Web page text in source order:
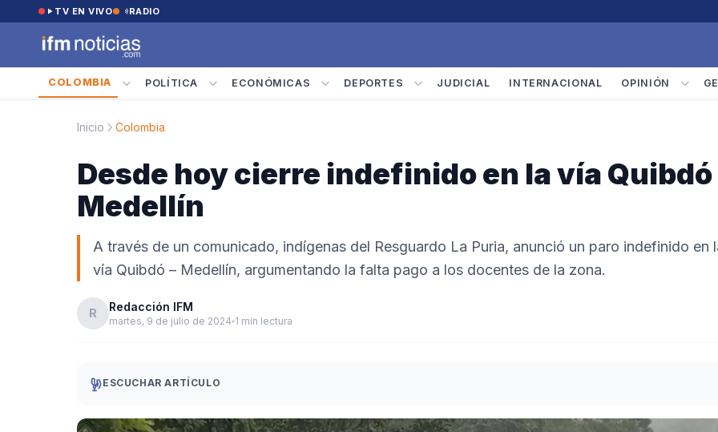
Saltar al contenido
TV EN VIVO RADIO
COLOMBIA POLÍTICA ECONÓMICAS DEPORTES JUDICIAL INTERNACIONAL OPINIÓN
Inicio Colombia
Desde hoy cierre indefinido en la vía Quibdó
Medellín
A través de un comunicado, indígenas del Resguardo La Puria, anunció un paro indefinido en
vía Quibdó – Medellín, argumentando la falta pago a los docentes de la zona.
R Redacción IFM
martes, 9 de julio de 2024 1 min lectura
ESCUCHAR ARTÍCULO